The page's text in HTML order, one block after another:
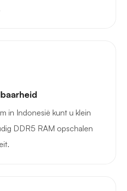
in Indonesië kunt u klein
DDR5 RAM opschalen